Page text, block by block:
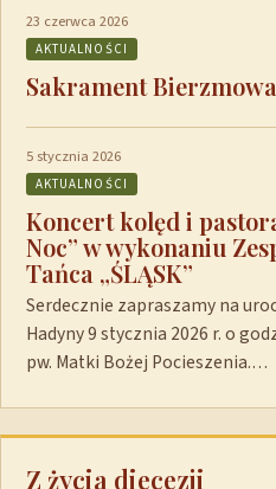
23 czerwca 2026
AKTUALNOŚCI
Sakrament
5 stycznia 2026
AKTUALNOŚCI
Koncert kolęd i
Noc” w wykonaniu
Tańca „ŚLĄSK”
Serdecznie zapraszamy na
Hadyny 9 stycznia 2026 r. o
pw. Matki Bożej Pocieszenia.…
Z życia diecezji